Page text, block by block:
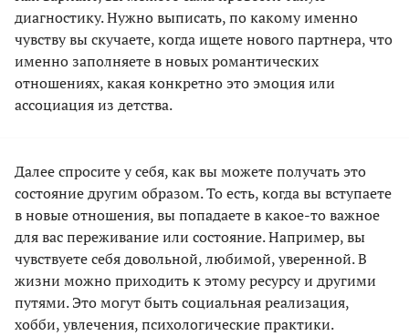
диагностику. Нужно выписать, по какому именно
чувству вы скучаете, когда ищете нового партнера, что
именно заполняете в новых романтических
отношениях, какая конкретно это эмоция или
ассоциация из детства.
Далее спросите у себя, как вы можете получать это
состояние другим образом. То есть, когда вы вступаете
в новые отношения, вы попадаете в какое-то важное
для вас переживание или состояние. Например, вы
чувствуете себя довольной, любимой, уверенной. В
жизни можно приходить к этому ресурсу и другими
путями. Это могут быть социальная реализация,
хобби, увлечения, психологические практики.